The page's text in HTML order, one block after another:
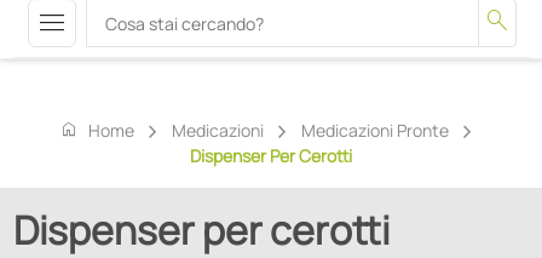
menu search
home Home Medicazioni
Medicazioni Pronte
Dispenser Per Cerotti
Dispenser per cerotti